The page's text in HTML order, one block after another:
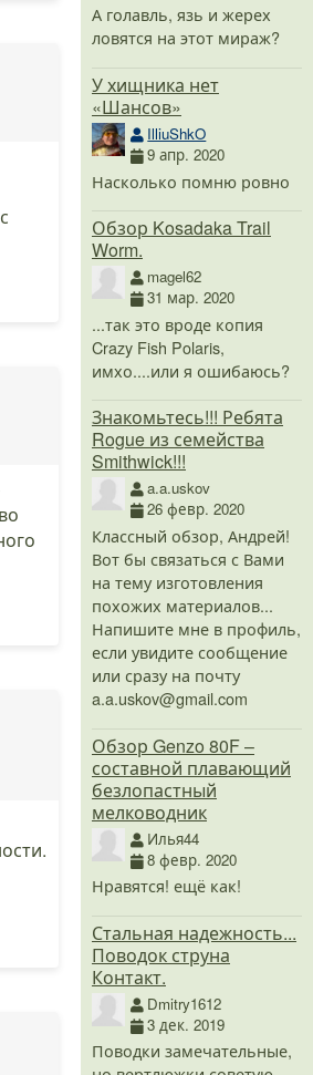
А голавль, язь и жерех
ловятся на этот мираж?
У хищника нет
«Шансов»
IlliuShkO
9 апр. 2020
Насколько помню ровно
Обзор Kosadaka Trail
Worm.
magel62
31 мар. 2020
...так это вроде копия
Crazy Fish Polaris,
имхо....или я ошибаюсь?
Знакомьтесь!!! Ребята
Rogue из семейства
Smithwick!!!
a.a.uskov
26 февр. 2020
Классный обзор, Андрей!
Вот бы связаться с Вами
на тему изготовления
похожих материалов...
Напишите мне в профиль,
если увидите сообщение
или сразу на почту
a.a.uskov@gmail.com
Обзор Genzo 80F –
составной плавающий
безлопастный
мелководник
Илья44
8 февр. 2020
Нравятся! ещё как!
Стальная надежность...
Поводок струна
Контакт.
Dmitry1612
3 дек. 2019
Поводки замечательные,